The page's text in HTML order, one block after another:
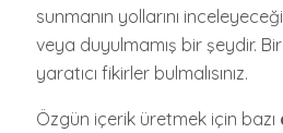
sunmanın yollarını
veya duyulmamış bir şeydir.
yaratıcı fikirler bulmalısınız.
Özgün içerik üretmek için bazı